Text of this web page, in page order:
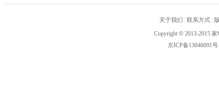
关于我们 联系方式
Copyright © 2013-2015
京ICP备13046091号